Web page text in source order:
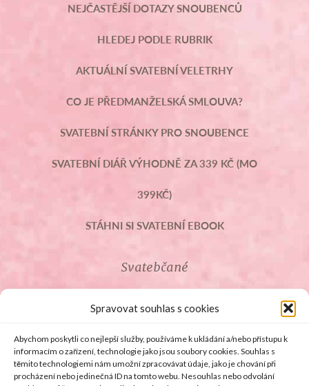
Spravovat souhlas s cookies
Abychom poskytli co nejlepší služby, používáme k ukládání a/nebo přístupu k
informacím o zařízení, technologie jako jsou soubory cookies. Souhlas s
těmito technologiemi nám umožní zpracovávat údaje, jako je chování při
procházení nebo jedinečná ID na tomto webu. Nesouhlas nebo odvolání
NEJČASTĚJŠÍ DOTAZY SNOUBENCŮ
HLEDEJ PODLE RUBRIK
AKTUÁLNÍ SVATEBNÍ VELETRHY
CO JE PŘEDMANŽELSKÁ SMLOUVA?
SVATEBNÍ STRÁNKY PRO SNOUBENCE
SVATEBNÍ DIÁŘ VÝHODNĚ ZA 339 KČ (MO
399KČ)
STÁHNI SI SVATEBNÍ EBOOK
Svatebčané
ROZCESTNÍK PRO SVATEBČANY
SVATEBNÍ PROSLOVY
SVATEBNÍ DARY